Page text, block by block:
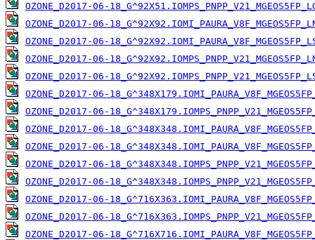
OZONE_D2017-06-
OZONE_D2017-06-
OZONE_D2017-06-
OZONE_D2017-06-
OZONE_D2017-06-
OZONE_D2017-06-
OZONE_D2017-06-
OZONE_D2017-06-
OZONE_D2017-06-
OZONE_D2017-06-
OZONE_D2017-06-
OZONE_D2017-06-
OZONE_D2017-06-
OZONE_D2017-06-